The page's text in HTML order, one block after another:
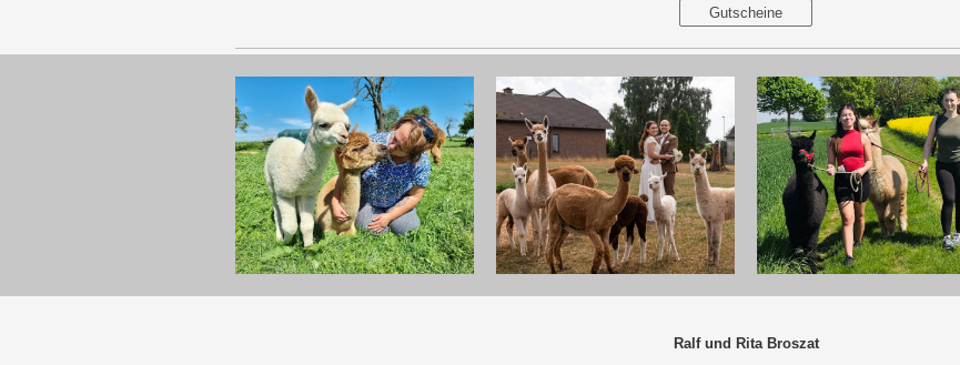
Gutscheine
Ralf und Rita Broszat